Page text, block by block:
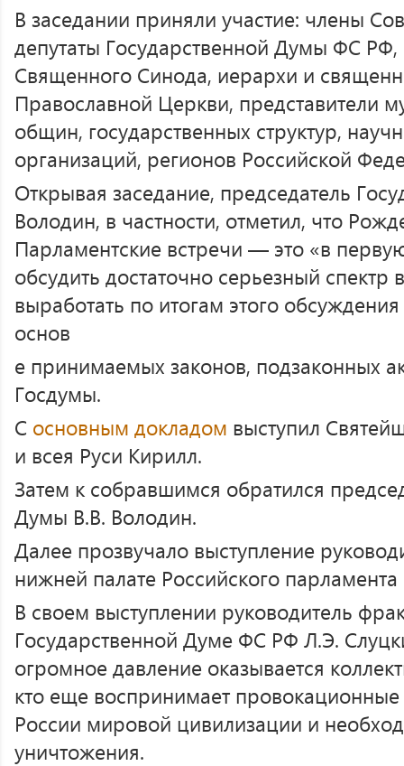
В заседании приняли участие: члены
депутаты Государственной Думы ФС
Священного Синода, иерархи и
Православной Церкви, представители
общин, государственных структур,
организаций, регионов Российской
Открывая заседание, председатель
Володин, в частности, отметил, что
Парламентские встречи — это «в
обсудить достаточно серьезный спектр
выработать по итогам этого
основ
е принимаемых законов, подзаконных
Госдумы.
С основным докладом выступил
и всея Руси Кирилл.
Затем к собравшимся обратился
Думы В.В. Володин.
Далее прозвучало выступление
нижней палате Российского
В своем выступлении руководитель
Государственной Думе ФС РФ Л.Э.
огромное давление оказывается
кто еще воспринимает провокационные
России мировой цивилизации и
уничтожения.